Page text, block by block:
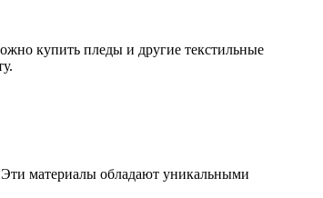
купить пледы и другие текстильные
Эти материалы обладают уникальными